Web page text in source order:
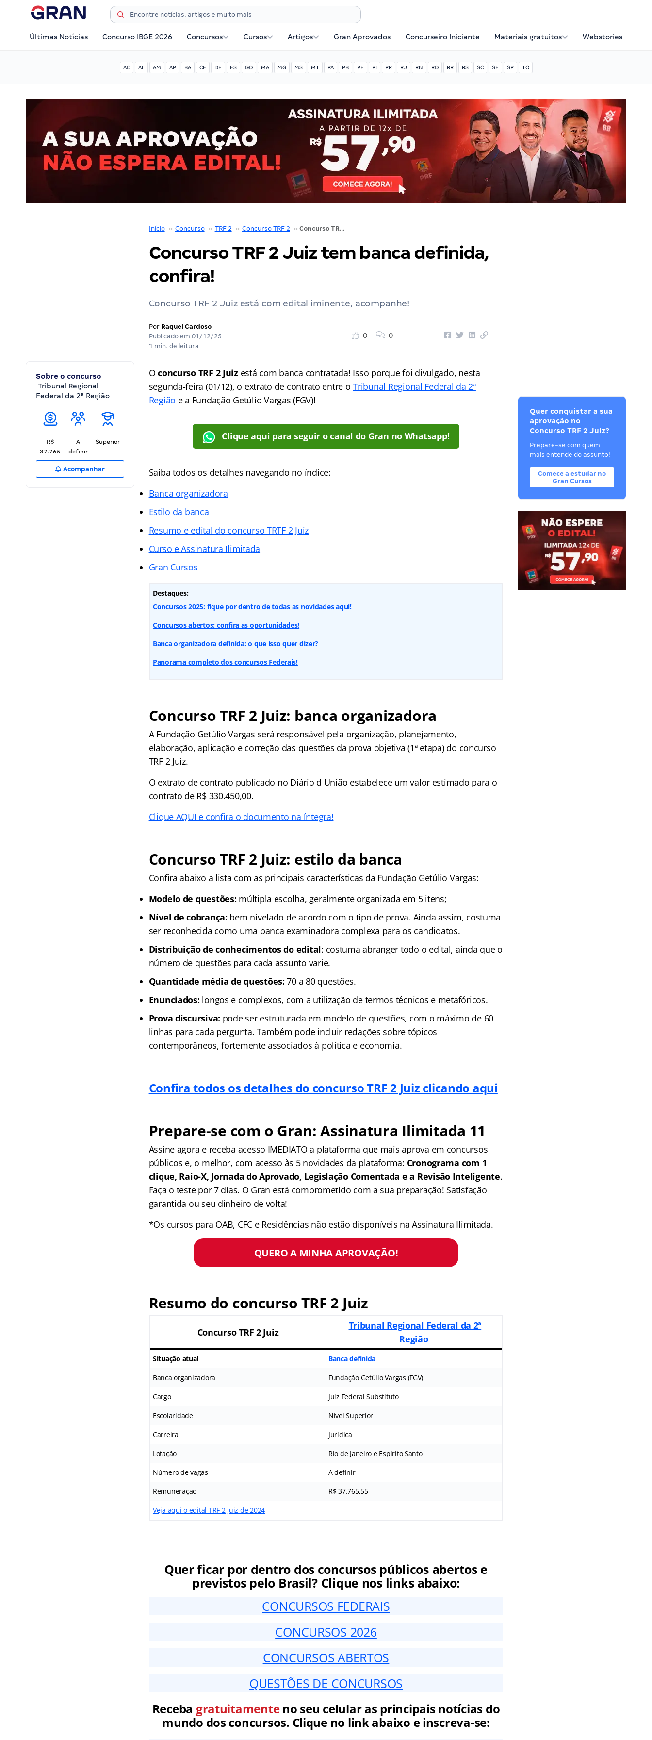
Últimas Notícias Concurso IBGE 2026 Concursos Cursos Artigos Gran Aprovados Concurseiro Iniciante Materiais gratuitos Webstories
AC AL AM AP BA CE DF ES GO MA MG MS MT PA PB PE PI PR RJ RN RO RR RS SC SE SP TO
Início ›› Concurso ›› TRF 2 ›› Concurso TRF 2 ›› Concurso TRF 2 Juiz tem banca definida, confira!
Concurso TRF 2 Juiz tem banca definida,
confira!
Concurso TRF 2 Juiz está com edital iminente, acompanhe!
Por Raquel Cardoso
Publicado em 01/12/25
1 min. de leitura
0 0
Sobre o concurso
Tribunal Regional
Federal da 2ª Região
R$
37.765
A
definir
Superior
Acompanhar
Oconcurso TRF 2 Juizestá com banca contratada! Isso porque foi divulgado, nesta
segunda-feira (01/12), o extrato de contrato entre oTribunal Regional Federal da 2ª
Região e a Fundação Getúlio Vargas (FGV)!
Clique aqui para seguir o canal do Gran no Whatsapp!
Saiba todos os detalhes navegando no índice:
Banca organizadora
Estilo da banca
Resumo e edital do concurso TRTF 2 Juiz
Curso e Assinatura Ilimitada
Gran Cursos
Destaques:
Concursos 2025: fique por dentro de todas as novidades aqui!
Concursos abertos: confira as oportunidades!
Banca organizadora definida: o que isso quer dizer?
Panorama completo dos concursos Federais!
Concurso TRF 2 Juiz: banca organizadora
A Fundação Getúlio Vargas será responsável pela organização, planejamento,
elaboração, aplicação e correção das questões da prova objetiva (1ª etapa) do concurso
TRF 2 Juiz.
O extrato de contrato publicado no Diário d União estabelece um valor estimado para o
contrato de R$ 330.450,00.
Clique AQUI e confira o documento na íntegra!
Concurso TRF 2 Juiz: estilo da banca
Confira abaixo a lista com as principais características da Fundação Getúlio Vargas:
Modelo de questões: múltipla escolha, geralmente organizada em 5 itens;
Nível de cobrança: bem nivelado de acordo com o tipo de prova. Ainda assim, costuma
ser reconhecida como uma banca examinadora complexa para os candidatos.
Distribuição de conhecimentos do edital: costuma abranger todo o edital, ainda que o
número de questões para cada assunto varie.
Quantidade média de questões: 70 a 80 questões.
Enunciados: longos e complexos, com a utilização de termos técnicos e metafóricos.
Prova discursiva: pode ser estruturada em modelo de questões, com o máximo de 60
linhas para cada pergunta. Também pode incluir redações sobre tópicos
contemporâneos, fortemente associados à política e economia.
Confira todos os detalhes do concurso TRF 2 Juiz clicando aqui
Prepare-se com o Gran: Assinatura Ilimitada 11
Assine agora e receba acesso IMEDIATO a plataforma que mais aprova em concursos
públicos e, o melhor, com acesso às 5 novidades da plataforma: Cronograma com 1
clique, Raio-X, Jornada do Aprovado, Legislação Comentada e a Revisão Inteligente.
Faça o teste por 7 dias. O Gran está comprometido com a sua preparação! Satisfação
garantida ou seu dinheiro de volta!
*Os cursos para OAB, CFC e Residências não estão disponíveis na Assinatura Ilimitada.
QUERO A MINHA APROVAÇÃO!
Resumo do concurso TRF 2 Juiz
Concurso TRF 2 Juiz
Tribunal Regional Federal da 2ª
Região
Situação atual Banca definida
Banca organizadora Fundação Getúlio Vargas (FGV)
Cargo Juiz Federal Substituto
Escolaridade Nível Superior
Carreira Jurídica
Lotação Rio de Janeiro e Espírito Santo
Número de vagas A definir
Remuneração R$ 37.765,55
Veja aqui o edital TRF 2 Juiz de 2024
Quer ficar por dentro dos concursos públicos abertos e
previstos pelo Brasil? Clique nos links abaixo:
CONCURSOS FEDERAIS
CONCURSOS 2026
CONCURSOS ABERTOS
QUESTÕES DE CONCURSOS
Receba gratuitamenteno seu celular as principais notícias do
mundo dos concursos. Clique no link abaixo e inscreva-se:
Quer conquistar a sua
aprovação no
Concurso TRF 2 Juiz?
Prepare-se com quem
mais entende do assunto!
Comece a estudar no
Gran Cursos